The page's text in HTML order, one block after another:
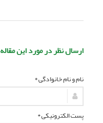
ارسال نظر در مورد این مقاله
نام و نام خانوادگی *
پست الکترونیکی *